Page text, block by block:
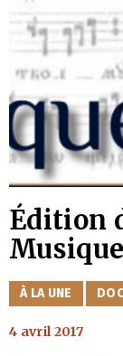
Édition
CATÉGORIES
À LA UNE
4 avril 2017